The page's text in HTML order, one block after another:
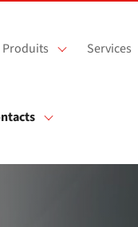
Produits Services